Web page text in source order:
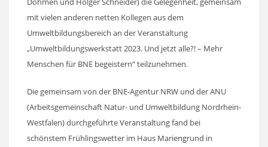
mit vielen anderen netten Kollegen aus dem
Umweltbildungsbereich an der Veranstaltung
„Umweltbildungswerkstatt 2023. Und jetzt alle?! – Mehr
Menschen für BNE begeistern“ teilzunehmen.
Die gemeinsam von der BNE-Agentur NRW und der ANU
(Arbeitsgemeinschaft Natur- und Umweltbildung Nordrhein-
Westfalen) durchgeführte Veranstaltung fand bei
schönstem Frühlingswetter im Haus Mariengrund in